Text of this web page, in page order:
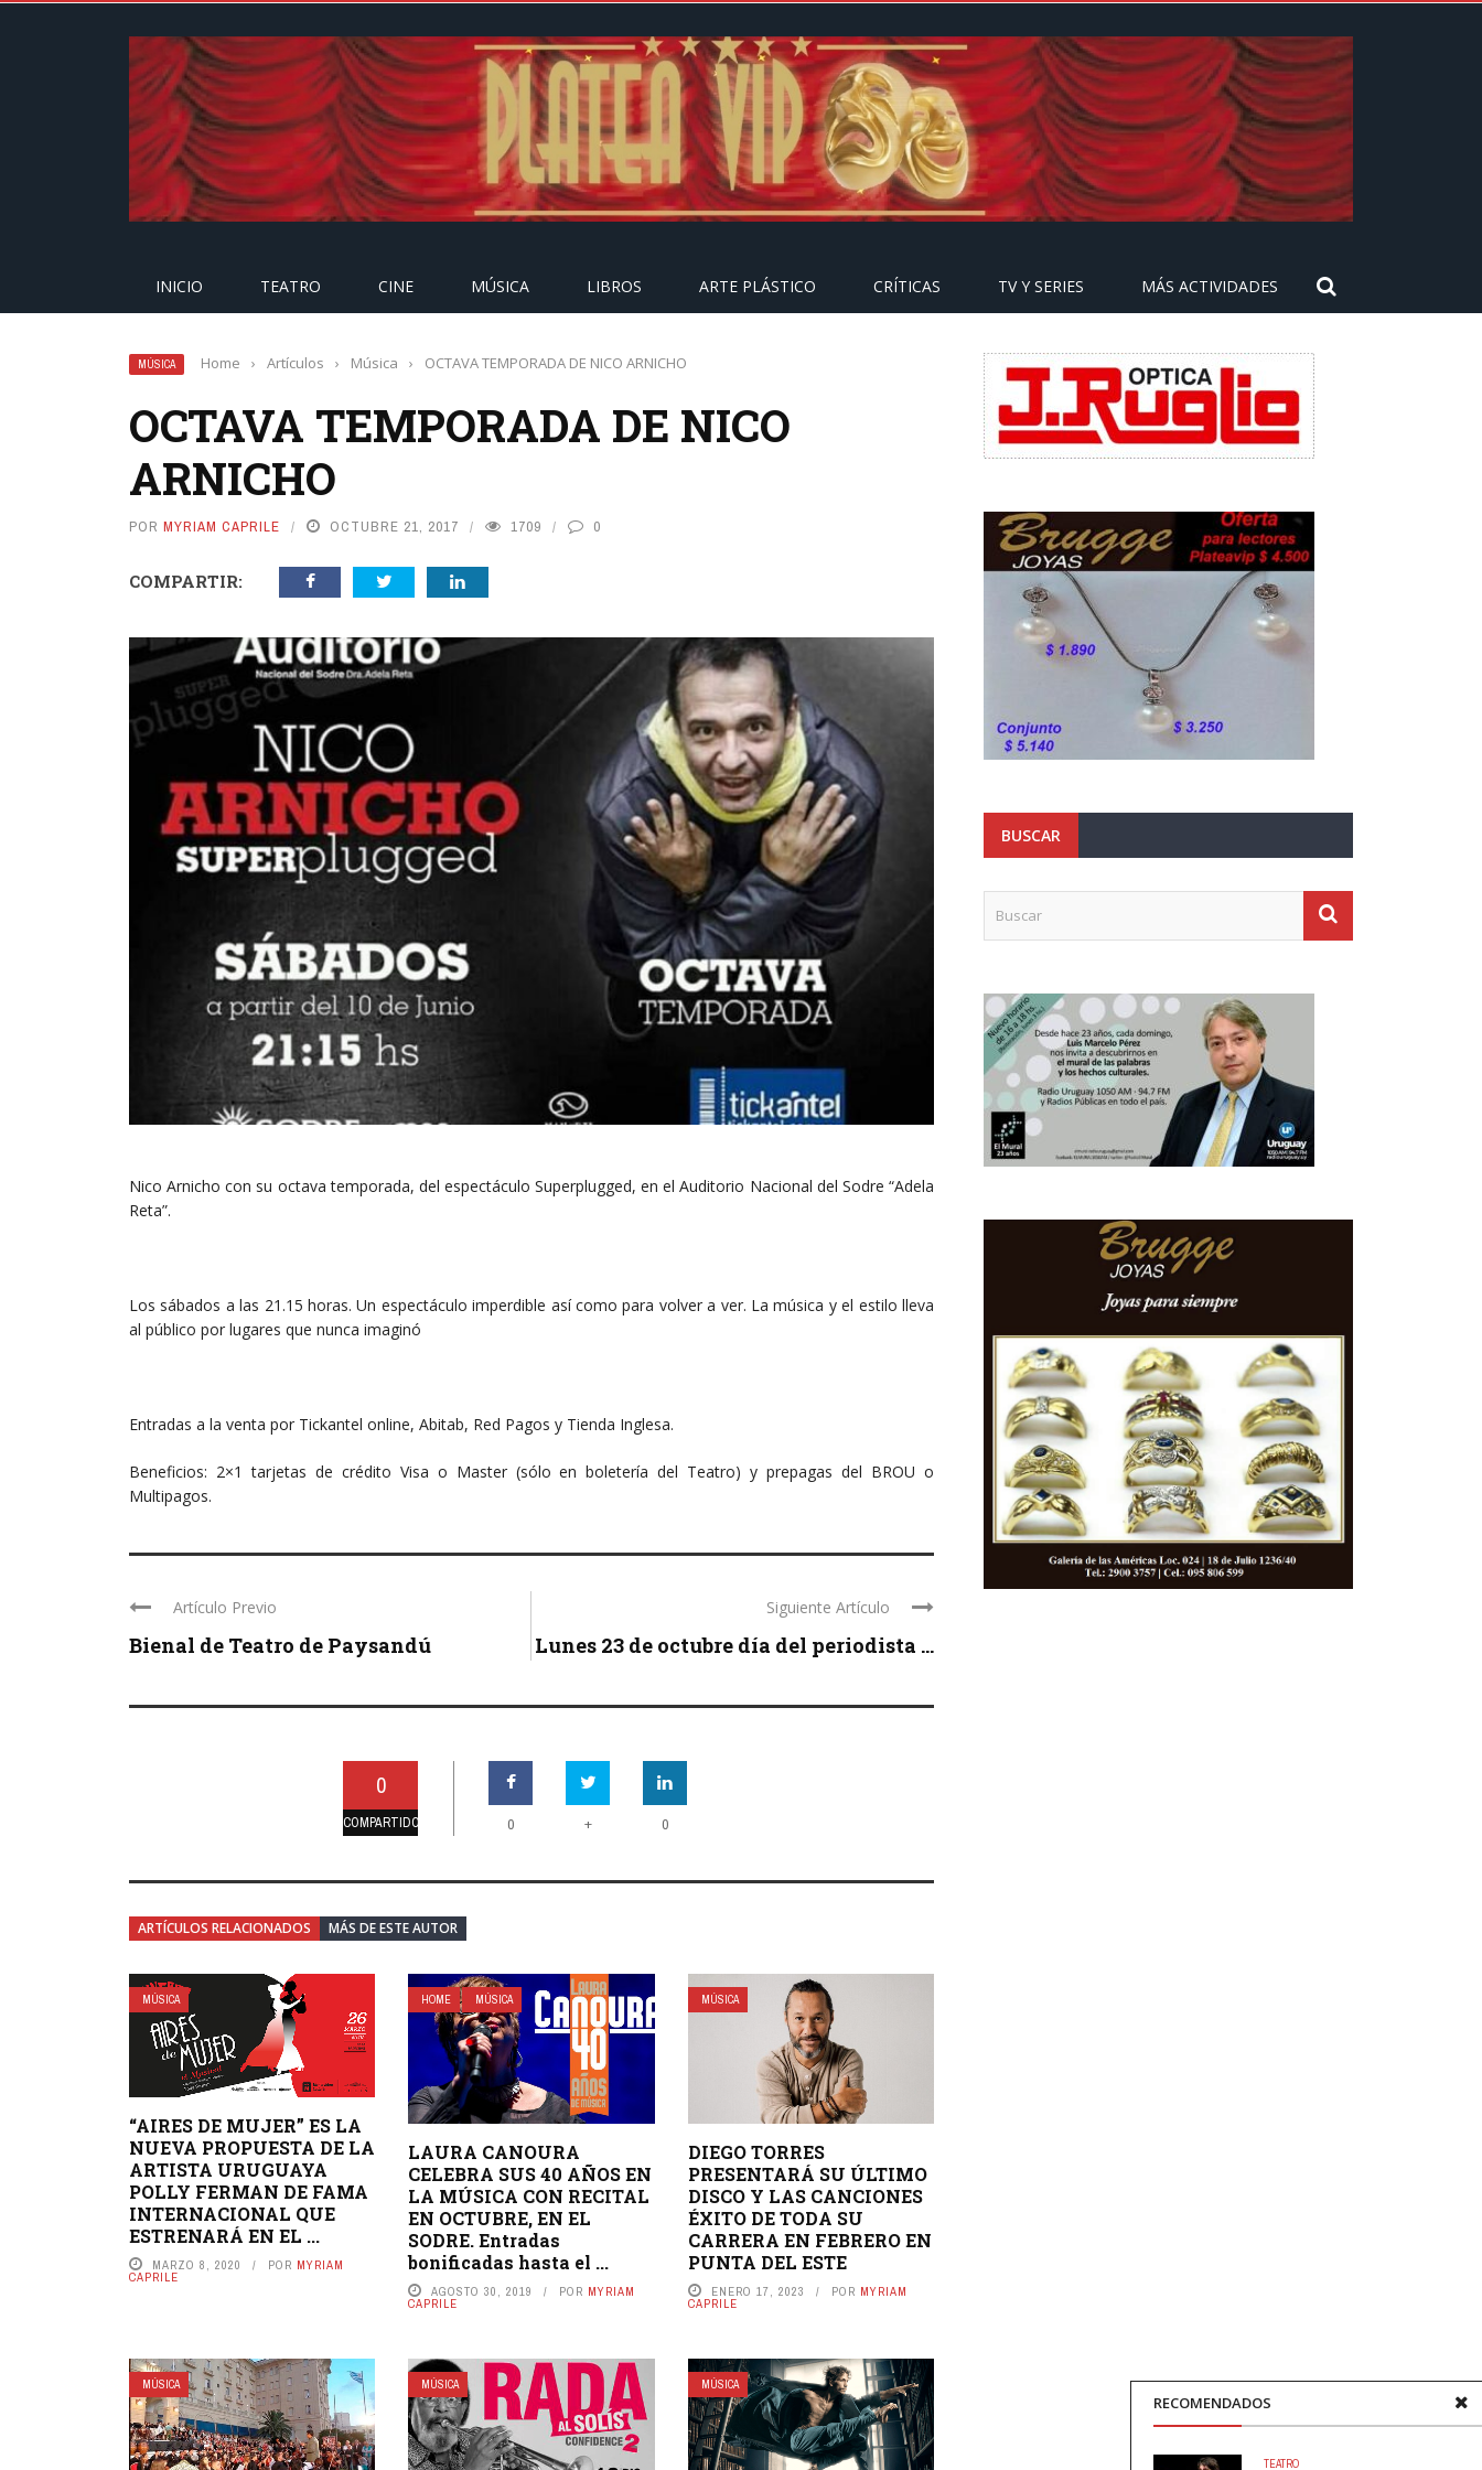
INICIO TEATRO CINE MÚSICA LIBROS ARTE PLÁSTICO CRÍTICAS TV Y SERIES MÁS ACTIVIDADES
MÚSICA Home › Artículos › Música › OCTAVA TEMPORADA DE NICO ARNICHO
OCTAVA TEMPORADA DE NICO
ARNICHO
POR MYRIAM CAPRILE OCTUBRE 21, 2017 1709 0
COMPARTIR:
Nico Arnicho con su octava temporada, del espectáculo Superplugged, en el Auditorio Nacional del Sodre “Adela
Reta”.
Los sábados a las 21.15 horas. Un espectáculo imperdible así como para volver a ver. La música y el estilo lleva
al público por lugares que nunca imaginó
Entradas a la venta por Tickantel online, Abitab, Red Pagos y Tienda Inglesa.
Beneficios: 2×1 tarjetas de crédito Visa o Master (sólo en boletería del Teatro) y prepagas del BROU o
Multipagos.
Artículo Previo
Bienal de Teatro de Paysandú
Siguiente Artículo
Lunes 23 de octubre día del periodista ...
0
COMPARTIDO 0 + 0
ARTÍCULOS RELACIONADOS MÁS DE ESTE AUTOR
MÚSICA
“AIRES DE MUJER” ES LA
NUEVA PROPUESTA DE LA
ARTISTA URUGUAYA
POLLY FERMAN DE FAMA
INTERNACIONAL QUE
ESTRENARÁ EN EL ...
MARZO 8, 2020 POR MYRIAM
CAPRILE
HOME MÚSICA
LAURA CANOURA
CELEBRA SUS 40 AÑOS EN
LA MÚSICA CON RECITAL
EN OCTUBRE, EN EL
SODRE. Entradas
bonificadas hasta el ...
AGOSTO 30, 2019 POR MYRIAM
CAPRILE
MÚSICA
DIEGO TORRES
PRESENTARÁ SU ÚLTIMO
DISCO Y LAS CANCIONES
ÉXITO DE TODA SU
CARRERA EN FEBRERO EN
PUNTA DEL ESTE
ENERO 17, 2023 POR MYRIAM
CAPRILE
MÚSICA MÚSICA MÚSICA
RECOMENDADOS
TEATRO
BUSCAR